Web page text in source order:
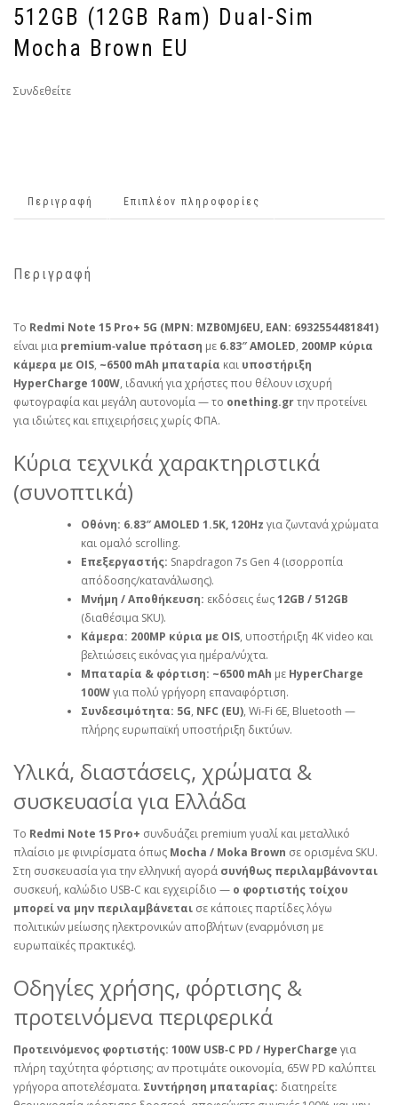
512GB (12GB Ram) Dual-Sim
Mocha Brown EU
Συνδεθείτε
Περιγραφή Επιπλέον πληροφορίες
Περιγραφή
Το Redmi Note 15 Pro+ 5G (MPN: MZB0MJ6EU, EAN: 6932554481841)
είναι μια premium‑value πρόταση με 6.83″ AMOLED, 200MP κύρια
κάμερα με OIS, ~6500 mAh μπαταρία και υποστήριξη
HyperCharge 100W, ιδανική για χρήστες που θέλουν ισχυρή
φωτογραφία και μεγάλη αυτονομία — το onething.grτην προτείνει
για ιδιώτες και επιχειρήσεις χωρίς ΦΠΑ.
Κύρια τεχνικά χαρακτηριστικά
(συνοπτικά)
Οθόνη: 6.83″ AMOLED 1.5K, 120Hz για ζωντανά χρώματα
και ομαλό scrolling.
Επεξεργαστής: Snapdragon 7s Gen 4 (ισορροπία
απόδοσης/κατανάλωσης).
Μνήμη / Αποθήκευση: εκδόσεις έως12GB / 512GB
(διαθέσιμα SKU).
Κάμερα: 200MP κύρια με OIS, υποστήριξη 4K video και
βελτιώσεις εικόνας για ημέρα/νύχτα.
Μπαταρία & φόρτιση: ~6500 mAh με HyperCharge
100Wγια πολύ γρήγορη επαναφόρτιση.
Συνδεσιμότητα: 5G, NFC (EU), Wi‑Fi 6E, Bluetooth —
πλήρης ευρωπαϊκή υποστήριξη δικτύων.
Υλικά, διαστάσεις, χρώματα &
συσκευασία για Ελλάδα
Το Redmi Note 15 Pro+ συνδυάζει premium γυαλί και μεταλλικό
πλαίσιο με φινιρίσματα όπως Mocha / Moka Brown σε ορισμένα SKU.
Στη συσκευασία για την ελληνική αγορά συνήθως περιλαμβάνονται
συσκευή, καλώδιο USB‑C και εγχειρίδιο — ο φορτιστής τοίχου
μπορεί να μην περιλαμβάνεται σε κάποιες παρτίδες λόγω
πολιτικών μείωσης ηλεκτρονικών αποβλήτων (εναρμόνιση με
ευρωπαϊκές πρακτικές).
Οδηγίες χρήσης, φόρτισης &
προτεινόμενα περιφερικά
Προτεινόμενος φορτιστής: 100W USB‑C PD / HyperCharge για
πλήρη ταχύτητα φόρτισης; αν προτιμάτε οικονομία, 65W PD καλύπτει
γρήγορα αποτελέσματα. Συντήρηση μπαταρίας: διατηρείτε